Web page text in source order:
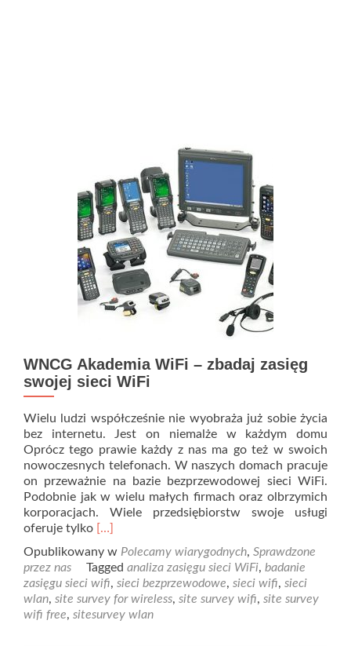
WNCG Akademia WiFi – zbadaj zasięg
swojej sieci WiFi
Wielu ludzi współcześnie nie wyobraża już sobie życia
bez internetu. Jest on niemalże w każdym domu
Oprócz tego prawie każdy z nas ma go też w swoich
nowoczesnych telefonach. W naszych domach pracuje
on przeważnie na bazie bezprzewodowej sieci WiFi.
Podobnie jak w wielu małych firmach oraz olbrzymich
korporacjach. Wiele przedsiębiorstw swoje usługi
oferuje tylko Read
about
WNCG
Akademia
WiFi
–
[…]
Opublikowany w Polecamy wiarygodnych, Sprawdzone
przez nas
Tagged analiza zasięgu sieci WiFi, badanie
zasięgu sieci wifi, sieci bezprzewodowe, sieci wifi, sieci
wlan, site survey for wireless, site survey wifi, site survey
wifi free, sitesurvey wlan